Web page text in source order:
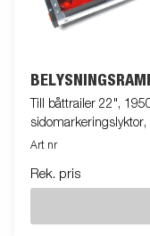
Till båttrailer 22",
sidomarkeringslyktor,
Art nr
Rek. pris